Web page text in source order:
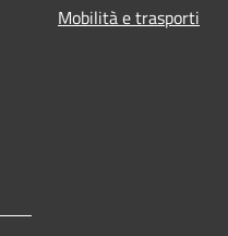
Mobilità e trasporti